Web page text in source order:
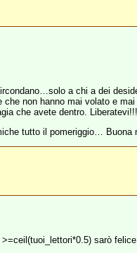
a chi a dei
non hanno mai volato e mai
che avete dentro. Liberatevi!!!
tutto il pomeriggio… Buona
sarò